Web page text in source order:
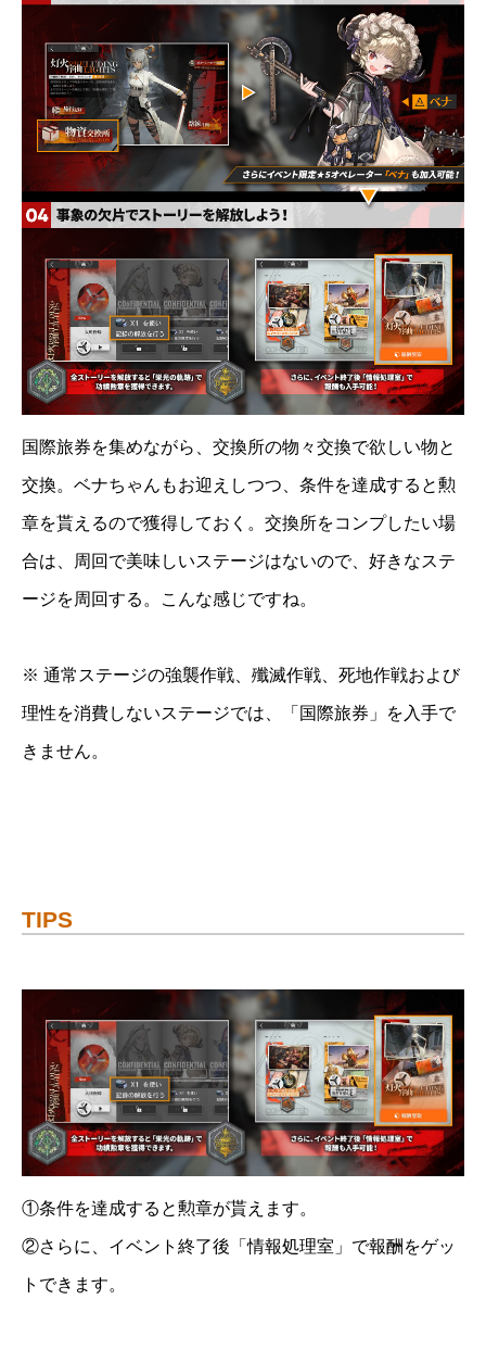
国際旅券を集めながら、交換所の物々交換で欲しい物と
交換。ベナちゃんもお迎えしつつ、条件を達成すると勲
章を貰えるので獲得しておく。交換所をコンプしたい場
合は、周回で美味しいステージはないので、好きなステ
ージを周回する。こんな感じですね。
※ 通常ステージの強襲作戦、殲滅作戦、死地作戦および
理性を消費しないステージでは、「国際旅券」を入手で
きません。
TIPS
①条件を達成すると勲章が貰えます。
②さらに、イベント終了後「情報処理室」で報酬をゲッ
トできます。